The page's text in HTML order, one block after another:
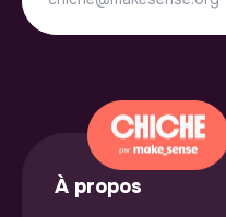
À propos